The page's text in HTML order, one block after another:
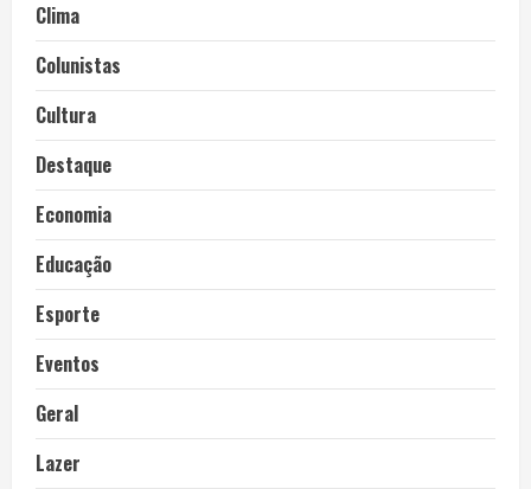
Clima
Colunistas
Cultura
Destaque
Economia
Educação
Esporte
Eventos
Geral
Lazer